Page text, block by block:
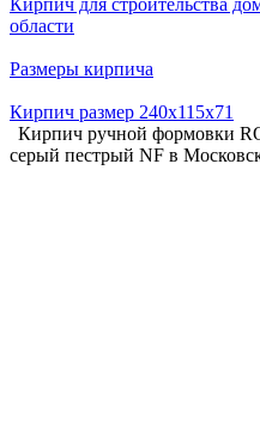
Кирпич для строительства
области
Размеры кирпича
Кирпич размер 240х115х71
Кирпич ручной формовки
серый пестрый NF в